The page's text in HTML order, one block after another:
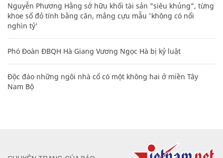
Nguyễn Phương Hằng sở hữu khối tài sản "siêu khủng", từng
khoe sổ đỏ tính bằng cân, mắng cựu mẫu 'không có nổi
nghìn tỷ'
Phó Đoàn ĐBQH Hà Giang Vương Ngọc Hà bị kỷ luật
Độc đáo những ngôi nhà cổ có một không hai ở miền Tây
Nam Bộ